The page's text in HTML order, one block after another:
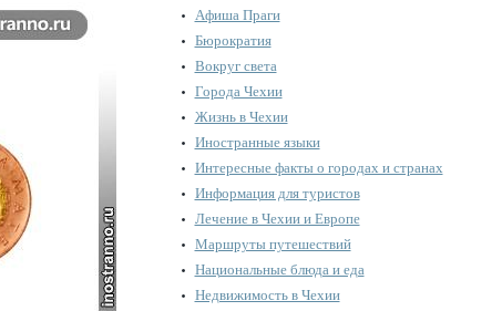
Афиша Праги
Бюрократия
Вокруг света
Города Чехии
Жизнь в Чехии
Иностранные языки
Интересные факты о городах и странах
Информация для туристов
Лечение в Чехии и Европе
Маршруты путешествий
Национальные блюда и еда
Недвижимость в Чехии